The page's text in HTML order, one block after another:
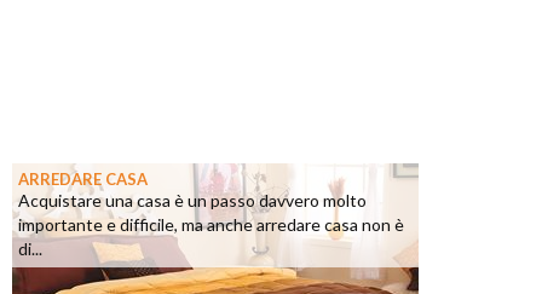
ARREDARE CASA
Acquistare una casa è un passo davvero molto
importante e difficile, ma anche arredare casa non è
di...